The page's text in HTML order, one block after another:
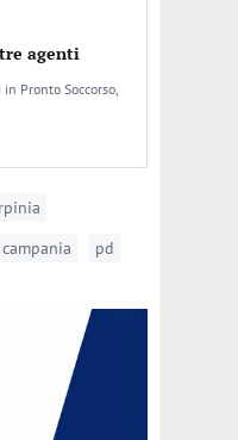
agenti
Pronto Soccorso,
campania
pd